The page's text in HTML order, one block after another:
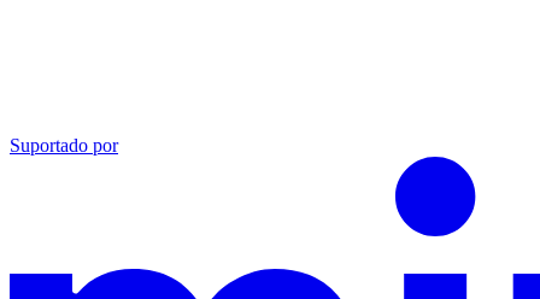
Suportado por